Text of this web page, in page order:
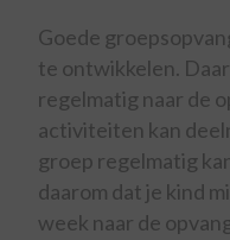
Goede
te ontwikkelen.
regelmatig naar de
activiteiten kan
groep regelmatig
daarom dat je kind
week naar de